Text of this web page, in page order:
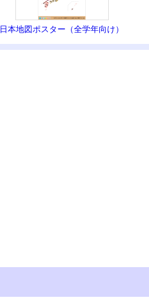
日本地図ポスター（全学年向け）